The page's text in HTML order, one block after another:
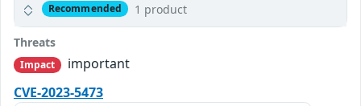
Recommended 1 product
Threats
Impact
important
CVE-2023-5473